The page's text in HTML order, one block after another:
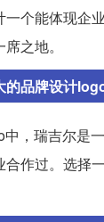
个能体现企
之地。
的品牌设计
，瑞吉尔是
作过。选择